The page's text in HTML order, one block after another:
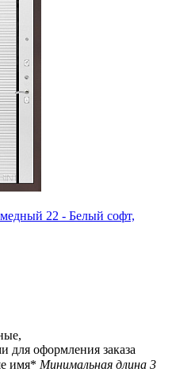
22 - Белый софт,
для оформления заказа
имя* Минимальная длина 3